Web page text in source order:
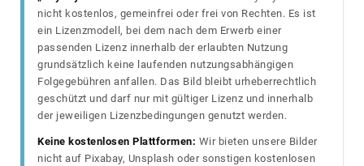
nicht kostenlos, gemeinfrei oder frei von Rechten. Es ist
ein Lizenzmodell, bei dem nach dem Erwerb einer
passenden Lizenz innerhalb der erlaubten Nutzung
grundsätzlich keine laufenden nutzungsabhängigen
Folgegebühren anfallen. Das Bild bleibt urheberrechtlich
geschützt und darf nur mit gültiger Lizenz und innerhalb
der jeweiligen Lizenzbedingungen genutzt werden.
Keine kostenlosen Plattformen: Wir bieten unsere Bilder
nicht auf Pixabay, Unsplash oder sonstigen kostenlosen